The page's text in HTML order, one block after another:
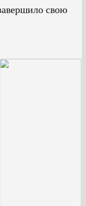
свою